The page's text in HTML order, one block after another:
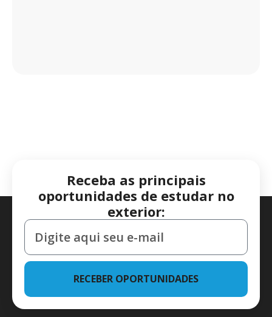
Receba as principais
oportunidades de estudar no
exterior:
RECEBER OPORTUNIDADES